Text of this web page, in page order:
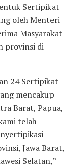
Sertipikat
oleh Menteri
Masyarakat
provinsi di
24 Sertipikat
mencakup
Barat, Papua,
telah
Jawa Barat,
Selatan,”